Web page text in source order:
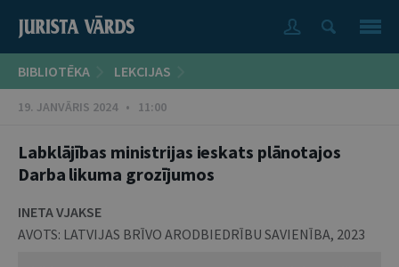
BIBLIOTĒKA LEKCIJAS
19. JANVĀRIS 2024 • 11:00
Labklājības ministrijas ieskats plānotajos
Darba likuma grozījumos
INETA VJAKSE
AVOTS: LATVIJAS BRĪVO ARODBIEDRĪBU SAVIENĪBA, 2023